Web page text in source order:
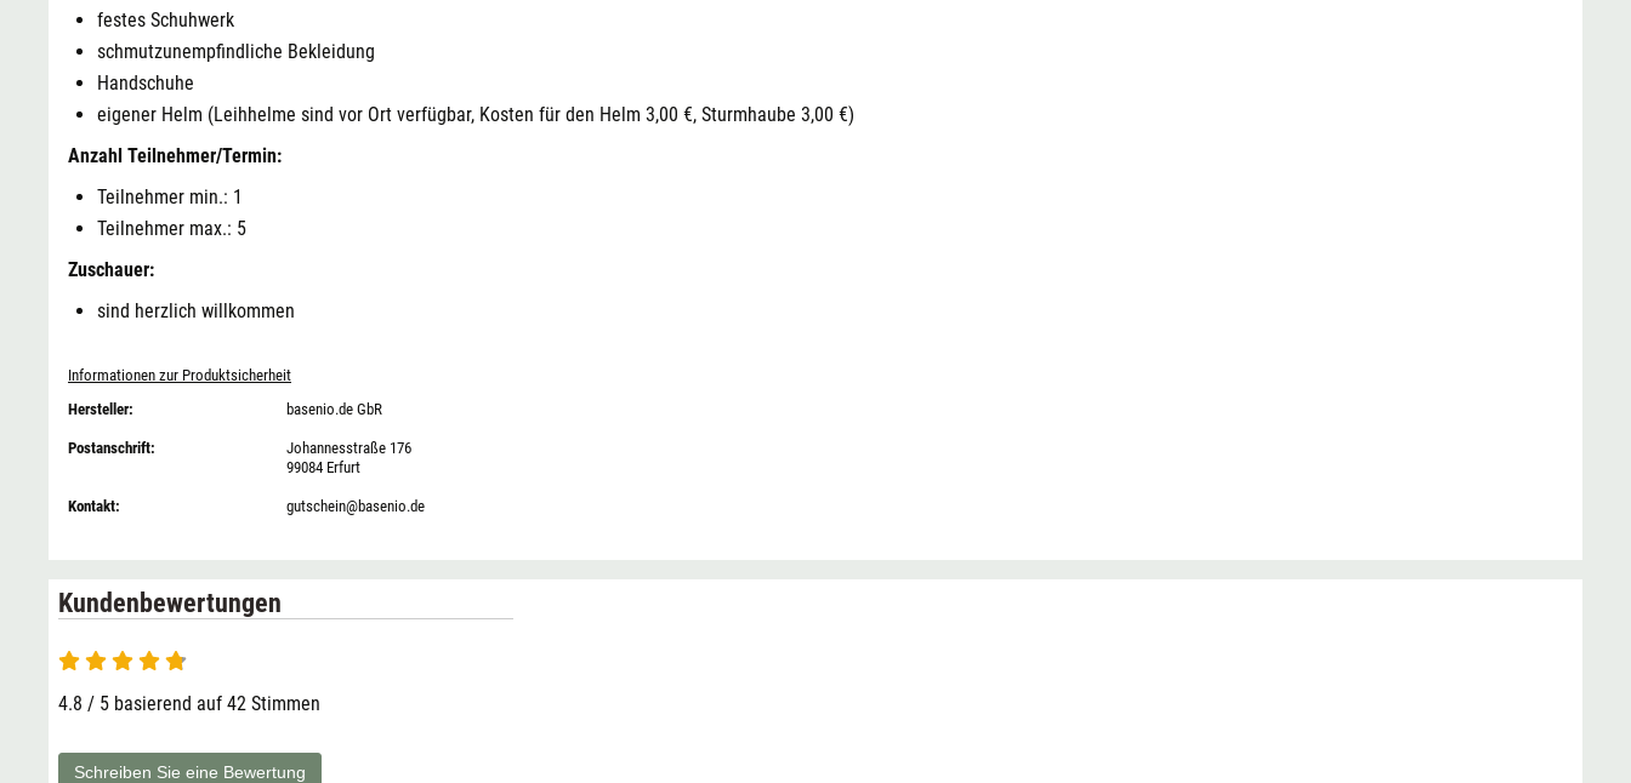
festes Schuhwerk
schmutzunempfindliche Bekleidung
Handschuhe
eigener Helm (Leihhelme sind vor Ort verfügbar, Kosten für den Helm 3,00 €, Sturmhaube 3,00 €)
Anzahl Teilnehmer/Termin:
Teilnehmer min.: 1
Teilnehmer max.: 5
Zuschauer:
sind herzlich willkommen
Informationen zur Produktsicherheit
Hersteller:
basenio.de GbR
Postanschrift:
Johannesstraße 176
99084 Erfurt
Kontakt: gutschein@basenio.de
Kundenbewertungen
4.8 / 5 basierend auf 42 Stimmen
Schreiben Sie eine Bewertung